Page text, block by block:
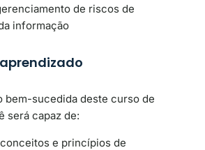
de riscos de
informação
bem-sucedida deste curso de
será capaz de:
e princípios de